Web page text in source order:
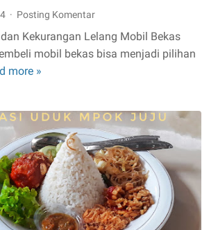
Posting Komentar
Kekurangan Lelang Mobil Bekas
mobil bekas bisa menjadi pilihan
more »
Kekurangan
Lelang
Mobil
Bekas
Online